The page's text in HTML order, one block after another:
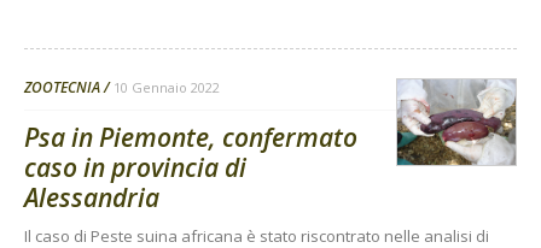
ZOOTECNIA 10 Gennaio 2022
Psa in Piemonte, confermato
caso in provincia di
Alessandria
Il caso di Peste suina africana è stato riscontrato nelle analisi di